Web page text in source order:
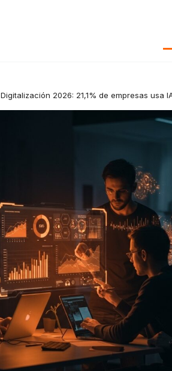
Digitalización 2026: 21,1% de empresas usa